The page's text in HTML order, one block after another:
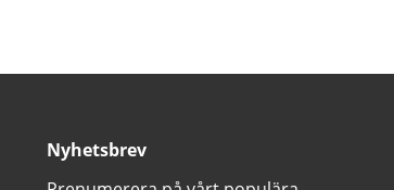
Nyhetsbrev